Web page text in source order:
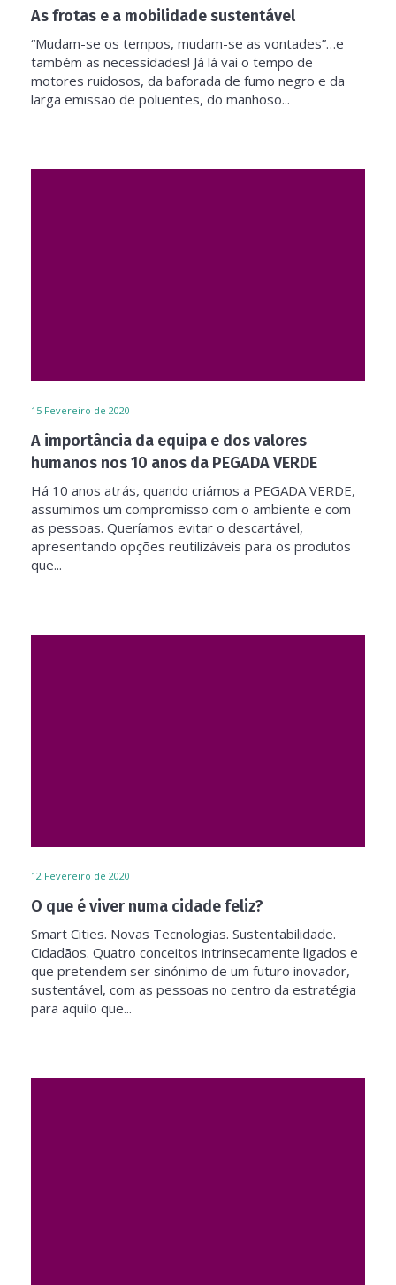
As frotas e a mobilidade sustentável
“Mudam-se os tempos, mudam-se as vontades”…e
também as necessidades! Já lá vai o tempo de
motores ruidosos, da baforada de fumo negro e da
larga emissão de poluentes, do manhoso...
15 Fevereiro de 2020
A importância da equipa e dos valores
humanos nos 10 anos da PEGADA VERDE
Há 10 anos atrás, quando criámos a PEGADA VERDE,
assumimos um compromisso com o ambiente e com
as pessoas. Queríamos evitar o descartável,
apresentando opções reutilizáveis para os produtos
que...
12 Fevereiro de 2020
O que é viver numa cidade feliz?
Smart Cities. Novas Tecnologias. Sustentabilidade.
Cidadãos. Quatro conceitos intrinsecamente ligados e
que pretendem ser sinónimo de um futuro inovador,
sustentável, com as pessoas no centro da estratégia
para aquilo que...